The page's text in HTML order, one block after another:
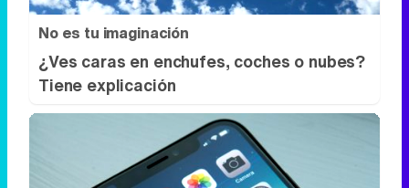
No es tu imaginación
¿Ves caras en enchufes, coches o nubes?
Tiene explicación